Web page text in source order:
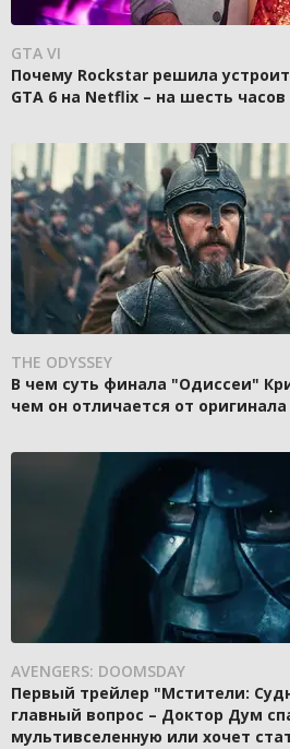
GTA VI
Почему Rockstar решила
GTA 6 на Netflix – на шесть
THE ODYSSEY
В чем суть финала "Одиссеи"
чем он отличается от
AVENGERS: DOOMSDAY
Первый трейлер "Мстители:
главный вопрос – Доктор Дум
мультивселенную или хочет